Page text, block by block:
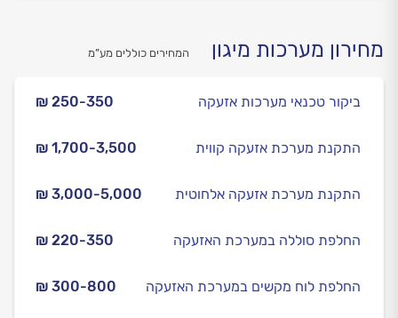
מחירון מערכות מיגון המחירים כוללים מע”מ
₪ 250-350 ביקור טכנאי מערכות אזעקה
₪ 1,700-3,500 התקנת מערכת אזעקה קווית
₪ 3,000-5,000 התקנת מערכת אזעקה אלחוטית
₪ 220-350 החלפת סוללה במערכת האזעקה
₪ 300-800 החלפת לוח מקשים במערכת האזעקה